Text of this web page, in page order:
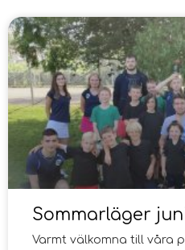
Sommarläger
Varmt välkomna till våra